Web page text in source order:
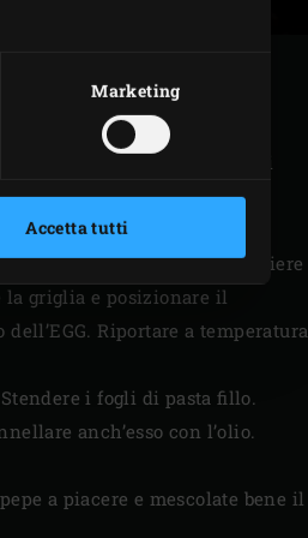
Marketing
Accetta tutti
la cipolla, l’aglio e gli
Chiudere il coperchio
Trasferire su un tagliere
griglia e posizionare il
Riportare a temperatura
i fogli di pasta fillo.
anch’esso con l’olio.
a piacere e mescolate bene il